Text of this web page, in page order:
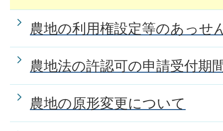
農地の利用権設定等のあっせ
農地法の許認可の申請受付期
農地の原形変更について